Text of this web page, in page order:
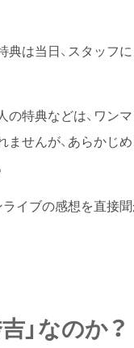
典は当日、スタッフ
の特典などは、ワン
ませんが、あらかじ
ライブの感想を直接
」なのか？